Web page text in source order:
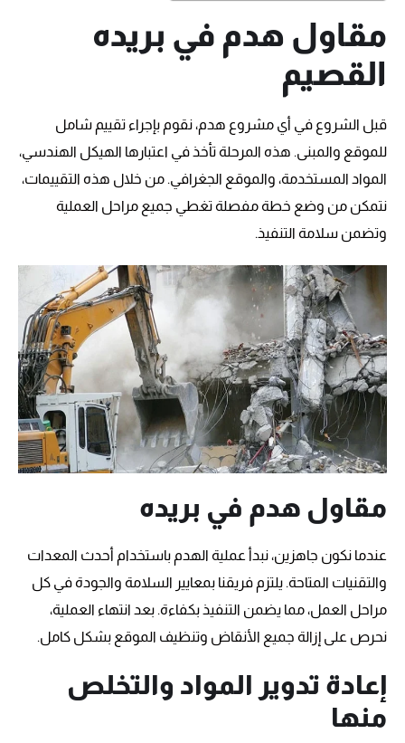
مقاول هدم في بريده
القصيم
قبل الشروع في أي مشروع هدم، نقوم بإجراء تقييم شامل
للموقع والمبنى. هذه المرحلة تأخذ في اعتبارها الهيكل الهندسي،
المواد المستخدمة، والموقع الجغرافي. من خلال هذه التقييمات،
نتمكن من وضع خطة مفصلة تغطي جميع مراحل العملية
وتضمن سلامة التنفيذ.
مقاول هدم في بريده
عندما نكون جاهزين، نبدأ عملية الهدم باستخدام أحدث المعدات
والتقنيات المتاحة. يلتزم فريقنا بمعايير السلامة والجودة في كل
مراحل العمل، مما يضمن التنفيذ بكفاءة. بعد انتهاء العملية،
نحرص على إزالة جميع الأنقاض وتنظيف الموقع بشكل كامل.
إعادة تدوير المواد والتخلص
منها